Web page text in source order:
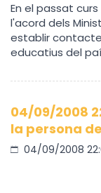
En el passat
l'acord dels
establir
educatius del
04/09/2008
la persona
04/09/2008